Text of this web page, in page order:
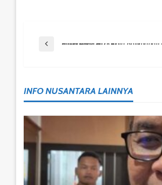
Post
Previous Post Paskibraka 2025 Kota Balikpapan Dikukuhkan, Siap Mengemban Tugas Mulia Pada HUT RI
INFO NUSANTARA LAINNYA